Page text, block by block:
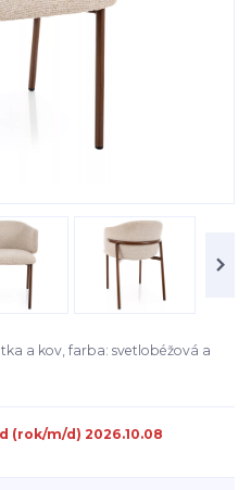
a kov, farba: svetlobéžová a
(rok/m/d) 2026.10.08